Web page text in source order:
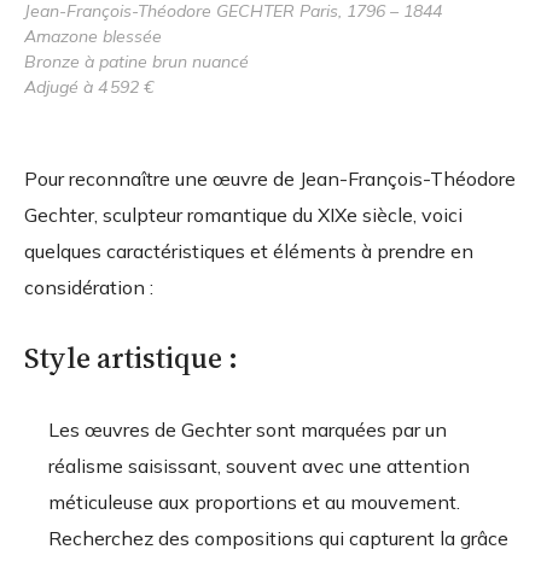
Jean-François-Théodore GECHTER Paris, 1796 – 1844
Amazone blessée
Bronze à patine brun nuancé
Adjugé à 4 592 €
Pour reconnaître une œuvre de Jean-François-Théodore
Gechter, sculpteur romantique du XIXe siècle, voici
quelques caractéristiques et éléments à prendre en
considération :
Style artistique :
Les œuvres de Gechter sont marquées par un
réalisme saisissant, souvent avec une attention
méticuleuse aux proportions et au mouvement.
Recherchez des compositions qui capturent la grâce